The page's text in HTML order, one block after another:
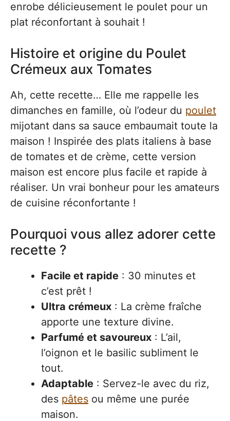
enrobe délicieusement le poulet pour un
plat réconfortant à souhait !
Histoire et origine du Poulet
Crémeux aux Tomates
Ah, cette recette… Elle me rappelle les
dimanches en famille, où l’odeur du poulet
mijotant dans sa sauce embaumait toute la
maison ! Inspirée des plats italiens à base
de tomates et de crème, cette version
maison est encore plus facile et rapide à
réaliser. Un vrai bonheur pour les amateurs
de cuisine réconfortante !
Pourquoi vous allez adorer cette
recette ?
Facile et rapide : 30 minutes et
c’est prêt !
Ultra crémeux : La crème fraîche
apporte une texture divine.
Parfumé et savoureux : L’ail,
l’oignon et le basilic subliment le
tout.
Adaptable : Servez-le avec du riz,
des pâtes ou même une purée
maison.